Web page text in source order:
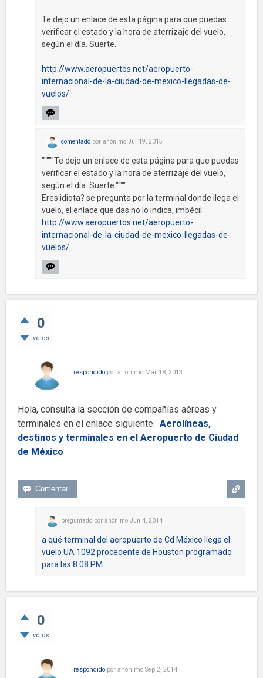
Te dejo un enlace de esta página para que puedas
verificar el estado y la hora de aterrizaje del vuelo,
según el día. Suerte.
http://www.aeropuertos.net/aeropuerto-
internacional-de-la-ciudad-de-mexico-llegadas-de-
vuelos/
comentado por anónimo Jul 19, 2015
"""""Te dejo un enlace de esta página para que puedas
verificar el estado y la hora de aterrizaje del vuelo,
según el día. Suerte.""""
Eres idiota? se pregunta por la terminal donde llega el
vuelo, el enlace que das no lo indica, imbécil.
http://www.aeropuertos.net/aeropuerto-
internacional-de-la-ciudad-de-mexico-llegadas-de-
vuelos/
0
votos
respondido por anónimo Mar 18, 2013
Hola, consulta la sección de compañías aéreas y
terminales en el enlace siguiente: Aerolíneas,
destinos y terminales en el Aeropuerto de Ciudad
de México
preguntado por anónimo Jun 4, 2014
a qué terminal del aeropuerto de Cd México llega el
vuelo UA 1092 procedente de Houston programado
para las 8:08 PM
0
votos
respondido por anónimo Sep 2, 2014